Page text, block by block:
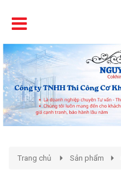
Trang chủ Sản phẩm